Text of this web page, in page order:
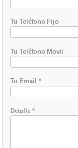
Tu Teléfono Fijo
Tu Teléfono Movil
Tu Email *
Detalle *